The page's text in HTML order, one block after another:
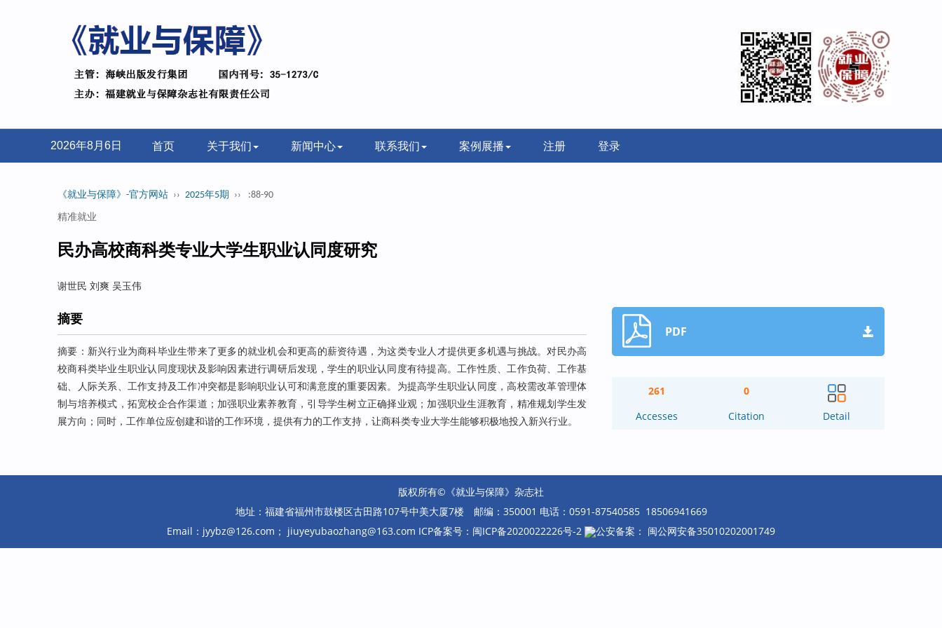
2026年8月6日 首页 关于我们 新闻中心 联系我们 案例展播 注册 登录
《就业与保障》-官方网站 ›› 2025年5期 ›› :88-90
精准就业
民办高校商科类专业大学生职业认同度研究
谢世民 刘爽 吴玉伟
摘要
摘要：新兴行业为商科毕业生带来了更多的就业机会和更高的薪资待遇，为这类专业人才提供更多机遇与挑战。对民办高
校商科类毕业生职业认同度现状及影响因素进行调研后发现，学生的职业认同度有待提高。工作性质、工作负荷、工作基
础、人际关系、工作支持及工作冲突都是影响职业认可和满意度的重要因素。为提高学生职业认同度，高校需改革管理体
制与培养模式，拓宽校企合作渠道；加强职业素养教育，引导学生树立正确择业观；加强职业生涯教育，精准规划学生发
展方向；同时，工作单位应创建和谐的工作环境，提供有力的工作支持，让商科类专业大学生能够积极地投入新兴行业。
PDF
261
Accesses
0
Citation
Detail
版权所有©《就业与保障》杂志社
地址：福建省福州市鼓楼区古田路107号中美大厦7楼 邮编：350001 电话：0591-87540585 18506941669
Email：jyybz@126.com； jiuyeyubaozhang@163.com ICP备案号： 闽ICP备2020022226号-2 公安备案： 闽公网安备35010202001749